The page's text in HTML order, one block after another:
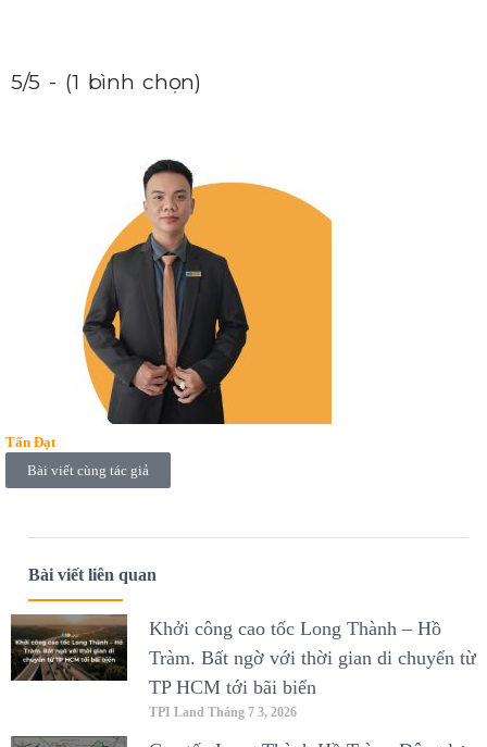
5/5 - (1 bình chọn)
Tấn Đạt
Bài viết cùng tác giả
Bài viết liên quan
Khởi công cao tốc Long Thành – Hồ
Tràm. Bất ngờ với thời gian di chuyển từ
TP HCM tới bãi biển
TPI Land Tháng 7 3, 2026